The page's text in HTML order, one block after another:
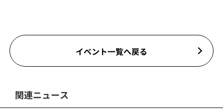
イベント一覧へ戻る
関連ニュース